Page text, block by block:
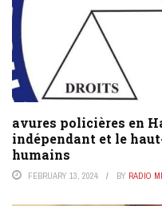
avures policières en
indépendant et le
humains
FEBRUARY 13, 2024 BY RADIO